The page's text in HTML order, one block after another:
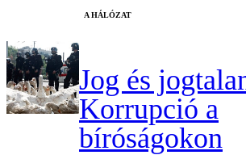
A HÁLÓZAT
Jog és
Korrupció a
bíróságokon